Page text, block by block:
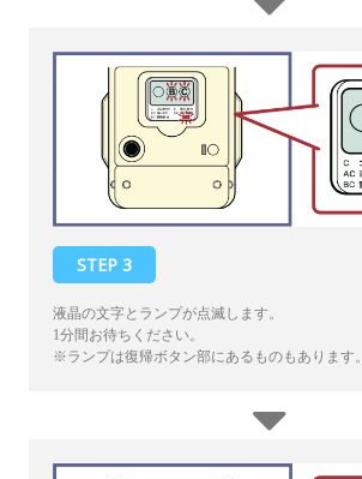
STEP 3
液晶の文字とランプが点滅します。
1分間お待ちください。
※ランプは復帰ボタン部にあるものもあります。